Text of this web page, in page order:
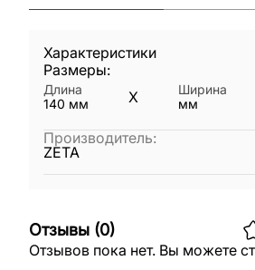
Характеристики
Размеры:
Длина
140 мм X
Ширина
мм
Производитель:
ZETA
Отзывы (0)
Отзывов пока нет. Вы можете